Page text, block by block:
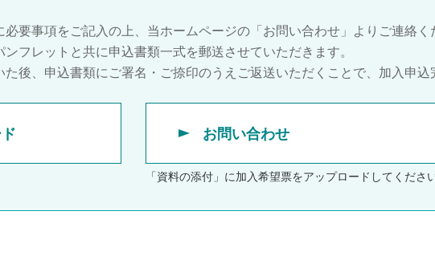
要事項をご記入の上、当ホームページの「お問い合わせ」よりご連絡く
フレットと共に申込書類一式を郵送させていただきます。
後、申込書類にご署名・ご捺印のうえご返送いただくことで、加入申
お問い合わせ
「資料の添付」に加入希望票をアップロードしてくださ